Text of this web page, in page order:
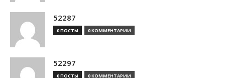
52287
0 ПОСТЫ 0 КОММЕНТАРИИ
52297
0 ПОСТЫ 0 КОММЕНТАРИИ